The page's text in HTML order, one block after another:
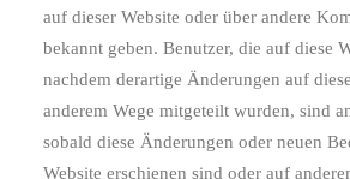
auf dieser Website oder über andere
bekannt geben. Benutzer, die auf diese
nachdem derartige Änderungen auf
anderem Wege mitgeteilt wurden, sind
sobald diese Änderungen oder neuen
Website erschienen sind oder auf